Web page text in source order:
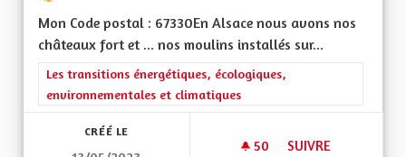
Mon Code postal : 67330En Alsace nous avons nos
châteaux fort et ... nos moulins installés sur...
Filtrer les résultats de la catégorie : Les transitions
Les transitions énergétiques, écologiques,
environnementales et climatiques
CRÉÉ LE
50 50 ABONNÉS
SUIVRE